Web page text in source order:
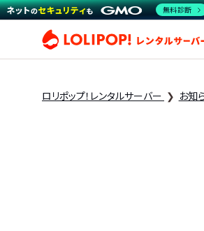
ロリポップ！レンタルサーバー お知
無料診断